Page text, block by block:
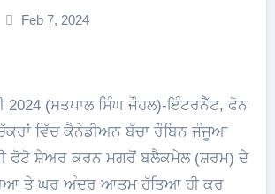
Feb 7, 2024
ਵਿੱਚ ਕੈਨੇਡੀਅਨ ਬੱਚਾ ਰੌਬਿਨ ਜੰਜੂਆ
ਫੋਟੋ ਸ਼ੇਅਰ ਕਰਨ ਮਗਰੋਂ ਬਲੈਕਮੇਲ (ਸ਼ਰਮ) ਦੇ
ਤੇ ਘਰ ਅੰਦਰ ਆਤਮ ਹੱਤਿਆ ਹੀ ਕਰ